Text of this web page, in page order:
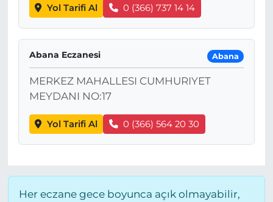
Yol Tarifi Al 0 (366) 737 14 14
Abana Eczanesi Abana
MERKEZ MAHALLESI CUMHURIYET
MEYDANI NO:17
Yol Tarifi Al 0 (366) 564 20 30
Her eczane gece boyunca açık olmayabilir,